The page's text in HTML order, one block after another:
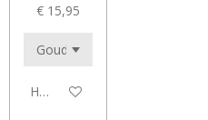
€ 15,95
Houd mij op de hoogte